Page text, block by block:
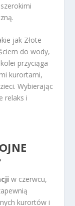
jak Złote
do wody,
przyciąga
kurortami,
Wybierając
relaks i
w czerwcu,
kurortów i